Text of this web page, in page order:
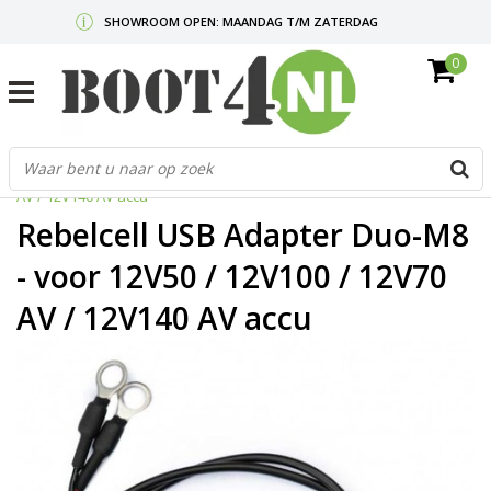
SHOWROOM OPEN: MAANDAG T/M ZATERDAG
GRATIS VERZENDING V.A. €50,-
MAIL ONSOF BEL: 0712340567
0
Home/Rebelcell USB Adapter Duo-M8 - voor 12V50 / 12V100 / 12V70
AV / 12V140 AV accu
Rebelcell USB Adapter Duo-M8
- voor 12V50 / 12V100 / 12V70
AV / 12V140 AV accu